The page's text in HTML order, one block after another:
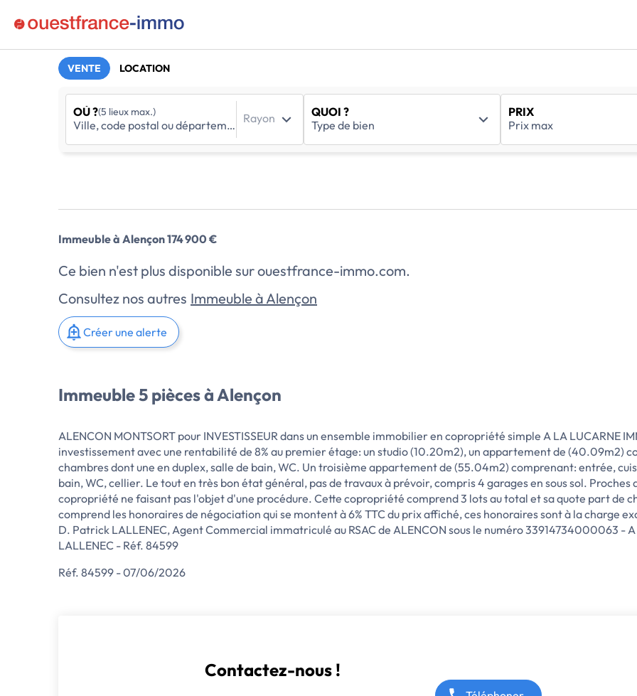
VENTE LOCATION
OÙ ?(5 lieux max.) Rayon QUOI ? PRIX
Immeuble à Alençon 174 900 €
Ce bien n'est plus disponible sur ouestfrance-immo.com.
Consultez nos autres Immeuble à Alençon
Créer une alerte
Immeuble 5 pièces à Alençon
ALENCON MONTSORT pour INVESTISSEUR dans un ensemble immobilier en copropriété simple A LA LUCARNE
investissement avec une rentabilité de 8% au premier étage: un studio (10.20m2), un appartement de (40.09m2)
chambres dont une en duplex, salle de bain, WC. Un troisième appartement de (55.04m2) comprenant: entrée,
bain, WC, cellier. Le tout en très bon état général, pas de travaux à prévoir, compris 4 garages en sous sol.
copropriété ne faisant pas l'objet d'une procédure. Cette copropriété comprend 3 lots au total et sa quote part de
comprend les honoraires de négociation qui se montent à 6% TTC du prix affiché, ces honoraires sont à la charge
D. Patrick LALLENEC, Agent Commercial immatriculé au RSAC de ALENCON sous le numéro 33914734000063
LALLENEC - Réf. 84599
Réf. 84599 - 07/06/2026
Contactez-nous !